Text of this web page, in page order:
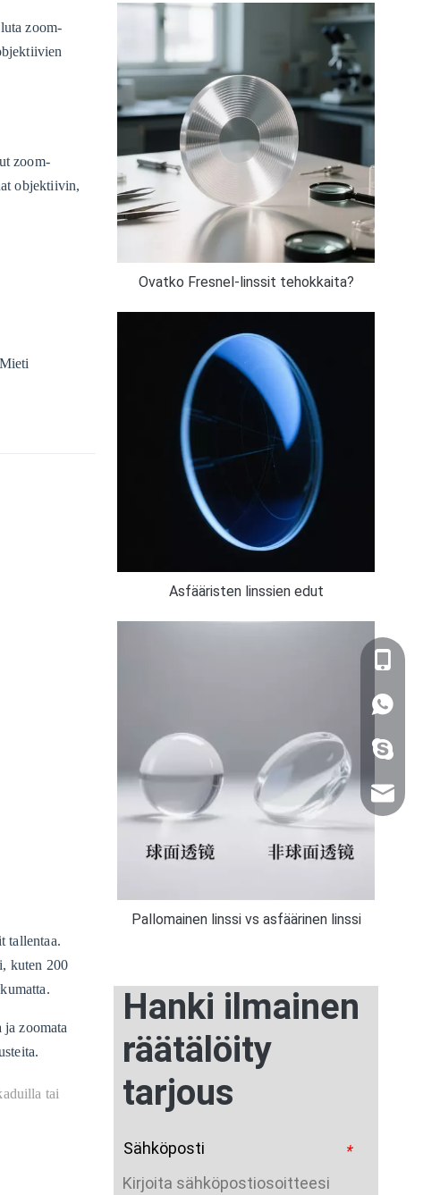
zoom-
zoom-
objektiivin,
tallentaa.
kuten 200
zoomata
tai
Ovatko Fresnel-linssit tehokkaita?
Asfääristen linssien edut
Pallomainen linssi vs asfäärinen linssi
Hanki ilmainen
räätälöity
tarjous
*
Sähköposti
+86-
+86